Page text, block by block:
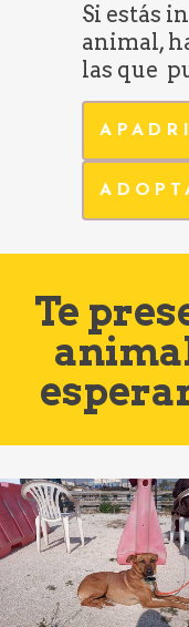
Si estás
animal,
las que
Te